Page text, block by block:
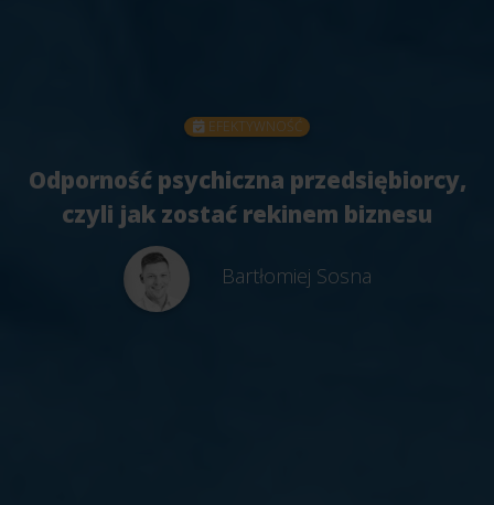
EFEKTYWNOŚĆ
Odporność psychiczna przedsiębiorcy,
czyli jak zostać rekinem biznesu
Bartłomiej Sosna